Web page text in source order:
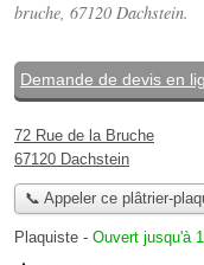
bruche, 67120 Dachstein.
Demande de devis en
72 Rue de la Bruche
67120 Dachstein
📞 Appeler ce plâtrier-
Plaquiste - Ouvert jusqu'à